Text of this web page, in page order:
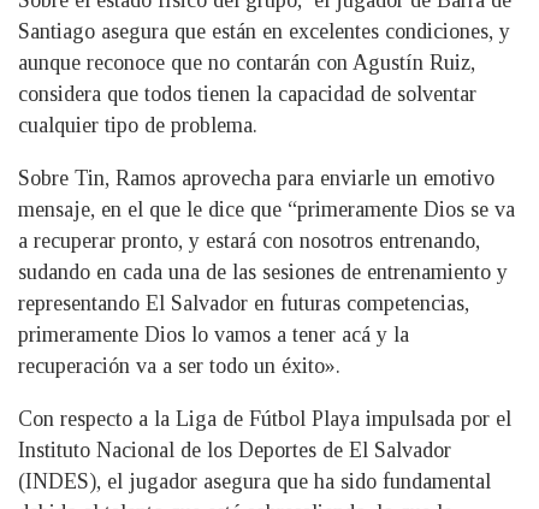
Santiago asegura que están en excelentes condiciones, y
aunque reconoce que no contarán con Agustín Ruiz,
considera que todos tienen la capacidad de solventar
cualquier tipo de problema.
Sobre Tin, Ramos aprovecha para enviarle un emotivo
mensaje, en el que le dice que “primeramente Dios se va
a recuperar pronto, y estará con nosotros entrenando,
sudando en cada una de las sesiones de entrenamiento y
representando El Salvador en futuras competencias,
primeramente Dios lo vamos a tener acá y la
recuperación va a ser todo un éxito».
Con respecto a la Liga de Fútbol Playa impulsada por el
Instituto Nacional de los Deportes de El Salvador
(INDES), el jugador asegura que ha sido fundamental